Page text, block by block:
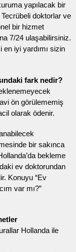
yapılacak bir
doktorlar ve
bir hizmet
7/24 ulaşabilirsiniz.
en iyi yardımı sizin
fark nedir?
ön görülememiş
olarak ödenir.
bir sakınca
bekleme
ev doktorundan
Konuyu “Ev
var mı?”
Hollanda ile